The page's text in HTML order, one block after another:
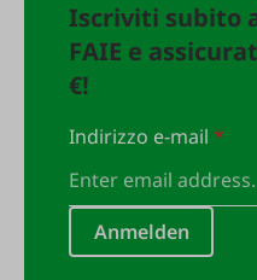
Iscriviti subito
FAIE e
€!
Indirizzo e-mail*
Anmelden